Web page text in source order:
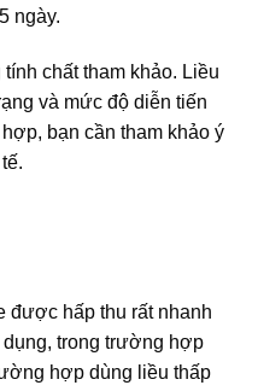
ngày.
chất tham khảo. Liều
và mức độ diễn tiến
bạn cần tham khảo ý
được hấp thu rất nhanh
trong trường hợp
hợp dùng liều thấp